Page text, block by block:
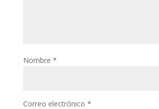
Nombre *
Correo electrónico *